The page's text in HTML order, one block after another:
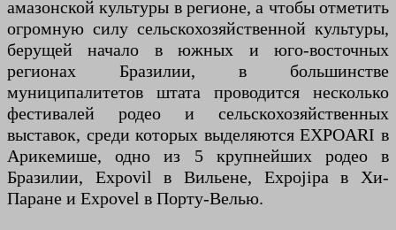
амазонской культуры в регионе, а чтобы отметить
огромную силу сельскохозяйственной культуры,
берущей начало в южных и юго-восточных
регионах Бразилии, в большинстве
муниципалитетов штата проводится несколько
фестивалей родео и сельскохозяйственных
выставок, среди которых выделяются EXPOARI в
Арикемише, одно из 5 крупнейших родео в
Бразилии, Expovil в Вильене, Expojipa в Хи-
Паране и Expovel в Порту-Велью.